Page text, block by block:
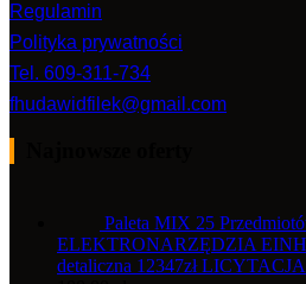
Regulamin
Polityka prywatności
Tel. 609-311-734
fhudawidfilek@gmail.com
Paleta MIX 25
ELEKTRONARZĘDZIA
detaliczna 12347zł